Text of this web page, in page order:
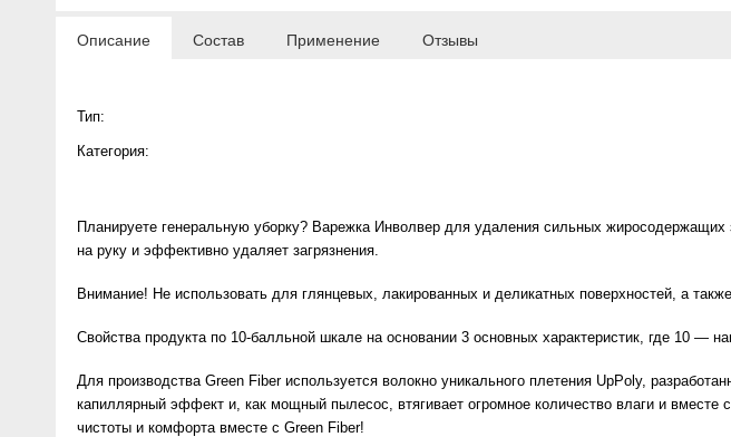
Anny Rey
Happy Dew
Green Minds
Описание Состав Применение Отзывы
Тип:
Категория:
Планируете генеральную уборку? Варежка Инволвер для удаления сильных жиросодержащих
на руку и эффективно удаляет загрязнения.
Внимание! Не использовать для глянцевых, лакированных и деликатных поверхностей, а
Свойства продукта по 10-балльной шкале на основании 3 основных характеристик, где 10
Для производства Green Fiber используется волокно уникального плетения UpPoly,
капиллярный эффект и, как мощный пылесос, втягивает огромное количество влаги и вместе
чистоты и комфорта вместе с Green Fiber!